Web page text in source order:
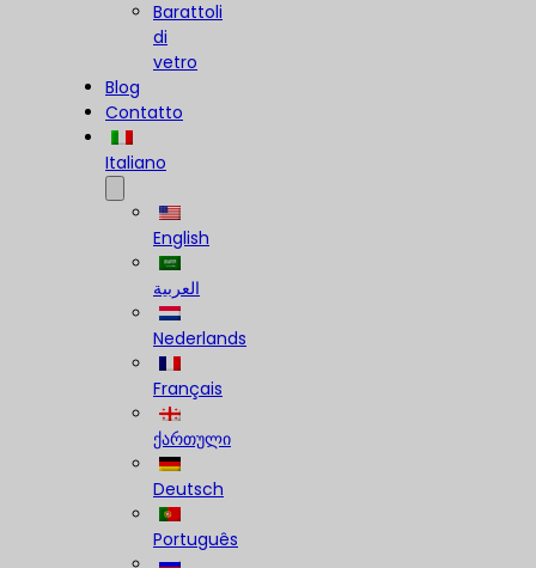
Barattoli
di
vetro
Blog
Contatto
Italiano
English
العربية
Nederlands
Français
ქართული
Deutsch
Português